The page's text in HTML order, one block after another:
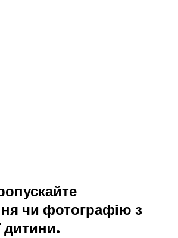
чи фотографію з
дитини.